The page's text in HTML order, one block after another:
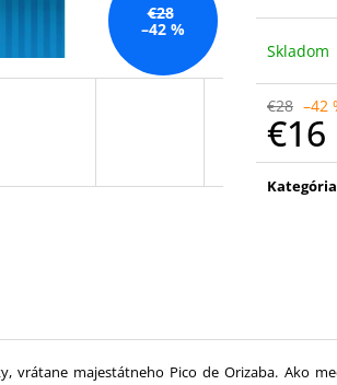
Skladom
€28 –42
€16
cena:
Kategória
€28
–42 %
majestátneho Pico de Orizaba. Ako